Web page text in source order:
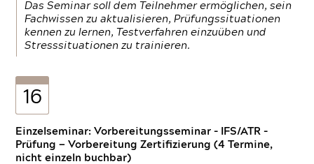
Das Seminar soll dem Teilnehmer ermöglichen, sein
Fachwissen zu aktualisieren, Prüfungssituationen
kennen zu lernen, Testverfahren einzuüben und
Stresssituationen zu trainieren.
16
Einzelseminar: Vorbereitungsseminar - IFS/ATR -
Prüfung — Vorbereitung Zertifizierung (4 Termine,
nicht einzeln buchbar)